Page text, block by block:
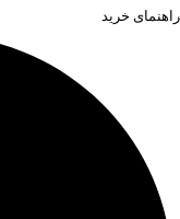
راهنمای خرید